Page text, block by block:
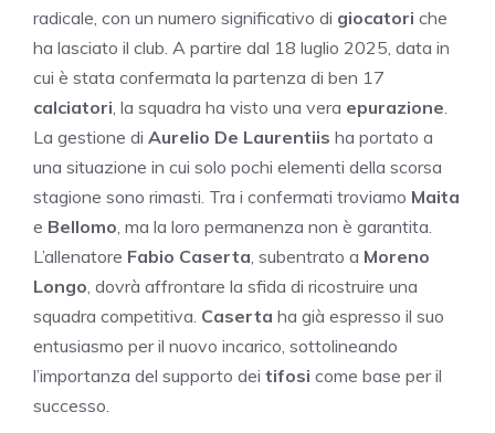
radicale, con un numero significativo di giocatori che
ha lasciato il club. A partire dal 18 luglio 2025, data in
cui è stata confermata la partenza di ben 17
calciatori , la squadra ha visto una vera epurazione
La gestione di Aurelio De Laurentiis ha portato a
una situazione in cui solo pochi elementi della scorsa
stagione sono rimasti. Tra i confermati troviamo Maita
e Bellomo , ma la loro permanenza non è garantita.
L’allenatore Fabio Caserta , subentrato a Moreno
Longo , dovrà affrontare la sfida di ricostruire una
squadra competitiva. Caserta ha già espresso il suo
entusiasmo per il nuovo incarico, sottolineando
l’importanza del supporto dei tifosi come base per il
successo.